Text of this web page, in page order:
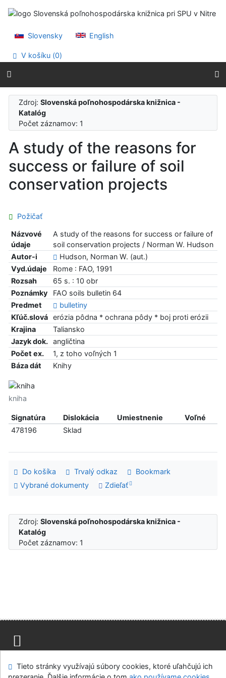
Prejsť na menu
Slovensky
English
V košíku (0)
Zdroj:Slovenská poľnohospodárska knižnica -
Katalóg
Počet záznamov: 1
A study of the reasons for
success or failure of soil
conservation projects
Požičať
Názvové
údaje
A study of the reasons for success or failure of
soil conservation projects / Norman W. Hudson
Autor-i
Hudson, Norman W. (aut.)
Vyd.údaje
Rome : FAO, 1991
Rozsah
65 s. : 10 obr
Poznámky
FAO soils bulletin 64
Predmet
bulletiny
Kľúč.slová
erózia pôdna * ochrana pôdy * boj proti erózii
Krajina
Taliansko
Jazyk dok.
angličtina
Počet ex.
1, z toho voľných 1
Báza dát
Knihy
kniha
Signatúra Dislokácia Umiestnenie
Voľné
478196
Sklad
Do košíka Trvalý odkaz
Bookmark
Vybrané dokumenty
Zdieľať
Zdroj:Slovenská poľnohospodárska knižnica -
Katalóg
Počet záznamov: 1
Modul OpenSearch
Napíšte nám Nastavenie cookies
Tieto stránky využívajú súbory cookies, ktoré uľahčujú ich